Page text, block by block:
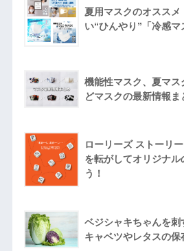
夏用マスクのオスス
い“ひんやり”「冷感マ
機能性マスク、夏マ
どマスクの最新情報ま
ローリーズ ストーリ
を転がしてオリジナル
う！
ベジシャキちゃんを刺
キャベツやレタスの保